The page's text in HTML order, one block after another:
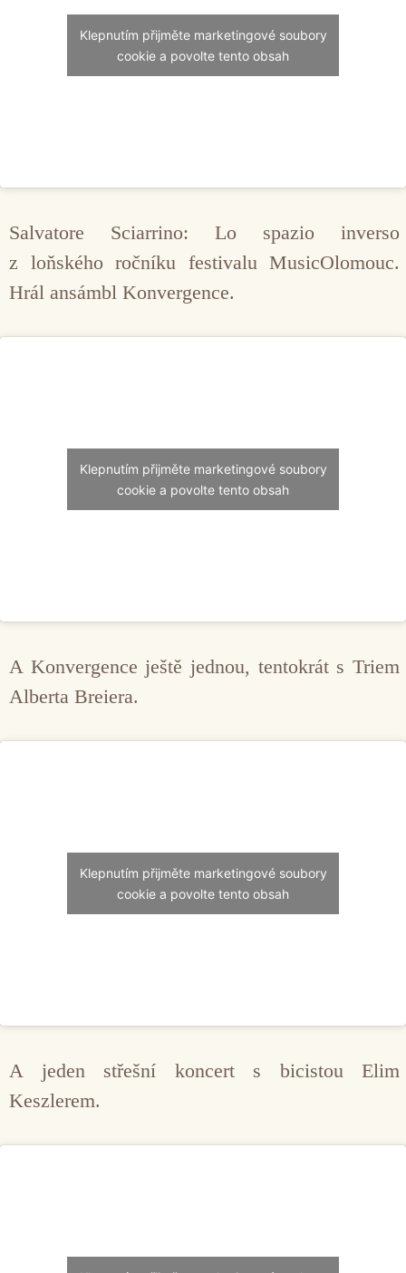
Klepnutím přijměte marketingové soubory
cookie a povolte tento obsah
Salvatore Sciarrino: Lo spazio inverso
z loňského ročníku festivalu MusicOlomouc.
Hrál ansámbl Konvergence.
Klepnutím přijměte marketingové soubory
cookie a povolte tento obsah
A Konvergence ještě jednou, tentokrát s Triem
Alberta Breiera.
Klepnutím přijměte marketingové soubory
cookie a povolte tento obsah
A jeden střešní koncert s bicistou Elim
Keszlerem.